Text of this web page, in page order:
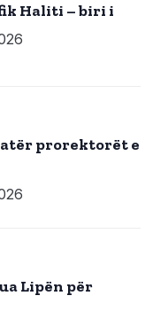
Haliti – biri i
prorektorët e
Lipën për